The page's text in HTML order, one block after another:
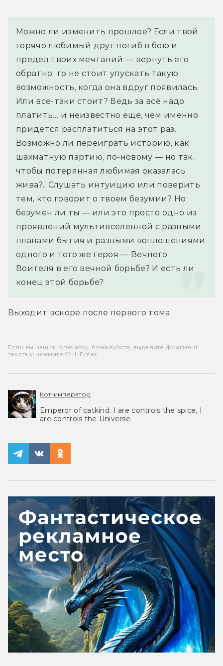
Можно ли изменить прошлое? Если твой
горячо любимый друг погиб в бою и
предел твоих мечтаний — вернуть его
обратно, то не стоит упускать такую
возможность, когда она вдруг появилась.
Или все-таки стоит? Ведь за всё надо
платить… и неизвестно еще, чем именно
придется расплатиться на этот раз.
Возможно ли переиграть историю, как
шахматную партию, по-новому — но так,
чтобы потерянная любимая оказалась
жива?.. Слушать интуицию или поверить
тем, кто говорит о твоем безумии? Но
безумен ли ты — или это просто одно из
проявлений мультивселенной с разными
планами бытия и разными воплощениями
одного и того же героя — Вечного
Воителя в его вечной борьбе? И есть ли
конец этой борьбе?
Выходит вскоре после первого тома.
Если вы нашли опечатку, пожалуйста, выделите фрагмент
текста и нажмите Ctrl+Enter.
Кот-император
Emperor of catkind. I are controls the spice, I
are controls the Universe.